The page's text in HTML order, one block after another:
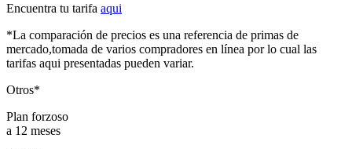
Encuentra tu tarifa aqui
*La comparación de precios es una referencia de primas de
mercado,tomada de varios compradores en línea por lo cual las
tarifas aqui presentadas pueden variar.
Otros*
Plan forzoso
a 12 meses